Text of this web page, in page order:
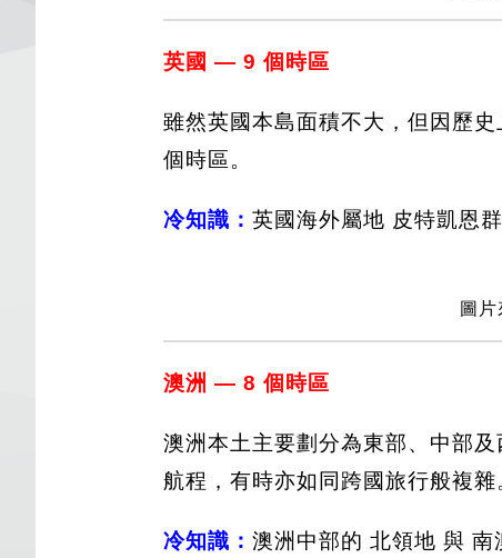
英國 — 9 個時區
雖然英國本島面積不大，但因歷
個時區。
冷知識： 英國海外屬地 皮特凱恩
圖
澳洲 — 8 個時區
澳洲本土主要劃分為東部、中部
航程，有時亦如同跨國旅行般複雜
冷知識： 澳洲中部的 北領地 與 南